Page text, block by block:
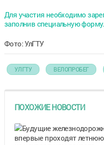
Для участия необходимо
заполнив специальную форму.
Фото: УлГТУ
УЛГТУ ВЕЛОПРОБЕГ
ПОХОЖИЕ НОВОСТИ